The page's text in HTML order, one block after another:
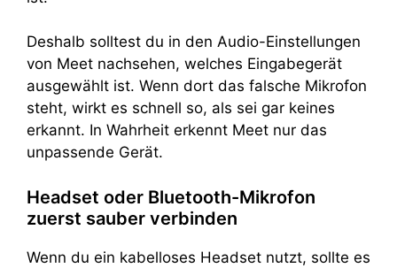
Deshalb solltest du in den Audio-Einstellungen
von Meet nachsehen, welches Eingabegerät
ausgewählt ist. Wenn dort das falsche Mikrofon
steht, wirkt es schnell so, als sei gar keines
erkannt. In Wahrheit erkennt Meet nur das
unpassende Gerät.
Headset oder Bluetooth-Mikrofon
zuerst sauber verbinden
Wenn du ein kabelloses Headset nutzt, sollte es